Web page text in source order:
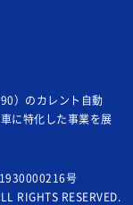
）のカレント自動
に特化した事業を展
号
RIGHTS RESERVED.